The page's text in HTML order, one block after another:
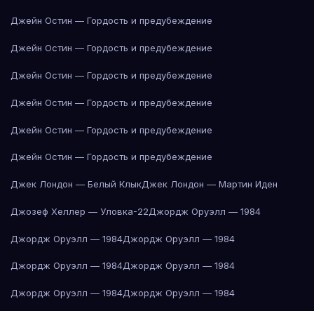
Джейн Остин — Гордость и предубеждение
Джейн Остин — Гордость и предубеждение
Джейн Остин — Гордость и предубеждение
Джейн Остин — Гордость и предубеждение
Джейн Остин — Гордость и предубеждение
Джейн Остин — Гордость и предубеждение
Джек Лондон — Белый КлыкДжек Лондон — Мартин Иден
Джозеф Хеллер — Уловка-22Джордж Оруэлл — 1984
Джордж Оруэлл — 1984Джордж Оруэлл — 1984
Джордж Оруэлл — 1984Джордж Оруэлл — 1984
Джордж Оруэлл — 1984Джордж Оруэлл — 1984